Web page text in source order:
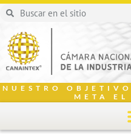
NUESTRO
META EL